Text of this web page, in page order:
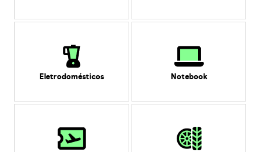
Eletrodomésticos Notebook